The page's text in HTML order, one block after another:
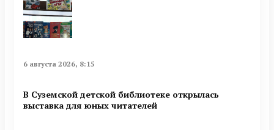
6 августа 2026, 8:15
В Суземской детской библиотеке открылась
выставка для юных читателей